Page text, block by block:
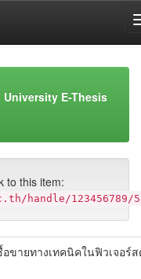
E-Thesis
to this item:
handle/123456789/
ขายทางเทคนิคในฟิวเจอร์